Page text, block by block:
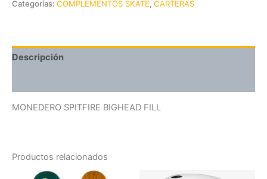
Categorías: COMPLEMENTOS SKATE, CARTERAS
Descripción
MONEDERO SPITFIRE BIGHEAD FILL
Productos relacionados